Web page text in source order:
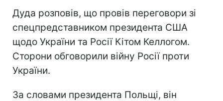
Дуда розповів, що провів переговори зі
спецпредставником президента США
щодо України та Росії Кітом Келлогом.
Сторони обговорили війну Росії проти
України.
За словами президента Польщі, він